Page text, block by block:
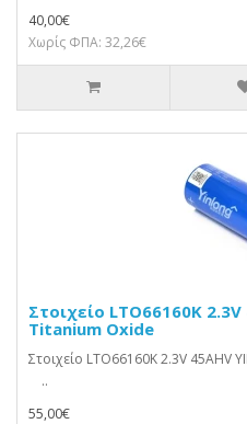
40,00€
Χωρίς ΦΠΑ: 32,26€
Στοιχείο LTO66160K
Titanium Oxide
Στοιχείο LTO66160K 2.3V 45AHV
..
55,00€